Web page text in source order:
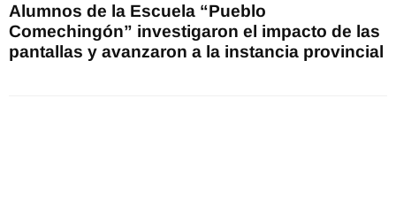
Alumnos de la Escuela “Pueblo
Comechingón” investigaron el impacto de las
pantallas y avanzaron a la instancia provincial